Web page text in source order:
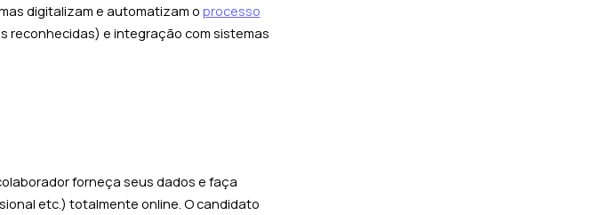
digitalizam e automatizam o processo
reconhecidas) e integração com sistemas
forneça seus dados e faça
etc.) totalmente online. O candidato